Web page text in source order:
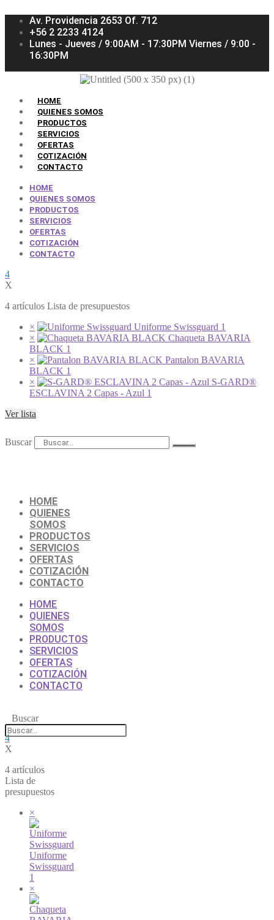
Av. Providencia 2653 Of. 712
+56 2 2233 4124
Lunes - Jueves / 9:00AM - 17:30PM Viernes / 9:00 -
16:30PM
HOME
QUIENES SOMOS
PRODUCTOS
SERVICIOS
OFERTAS
COTIZACIÓN
CONTACTO
HOME
QUIENES SOMOS
PRODUCTOS
SERVICIOS
OFERTAS
COTIZACIÓN
CONTACTO
4
X
4 artículos Lista de presupuestos
×
Uniforme Swissguard 1
×
Chaqueta BAVARIA
BLACK 1
×
Pantalon BAVARIA
BLACK 1
×
S-GARD®
ESCLAVINA 2 Capas - Azul 1
Ver lista
Buscar
HOME
QUIENES
SOMOS
PRODUCTOS
SERVICIOS
OFERTAS
COTIZACIÓN
CONTACTO
HOME
QUIENES
SOMOS
PRODUCTOS
SERVICIOS
OFERTAS
COTIZACIÓN
CONTACTO
Buscar
4
X
4 artículos
Lista de
presupuestos
×
Uniforme
Swissguard
1
×